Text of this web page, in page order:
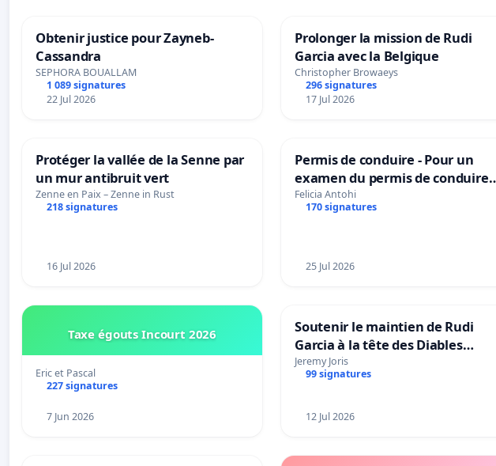
Obtenir justice pour Zayneb-
Cassandra
SEPHORA BOUALLAM
1 089 signatures
22 Jul 2026
Prolonger la mission de Rudi
Garcia avec la Belgique
Christopher Browaeys
296 signatures
17 Jul 2026
Protéger la vallée de la Senne par
un mur antibruit vert
Zenne en Paix – Zenne in Rust
218 signatures
16 Jul 2026
Permis de conduire - Pour un
examen du permis de conduire
accessible dans plusieurs langues
à Bruxelles
Felicia Antohi
170 signatures
25 Jul 2026
Taxe égouts Incourt 2026
Eric et Pascal
227 signatures
7 Jun 2026
Soutenir le maintien de Rudi
Garcia à la tête des Diables
Rouges |Teken voor het behoud
van Rudi Garcia als bondscoach
Jeremy Joris
99 signatures
12 Jul 2026